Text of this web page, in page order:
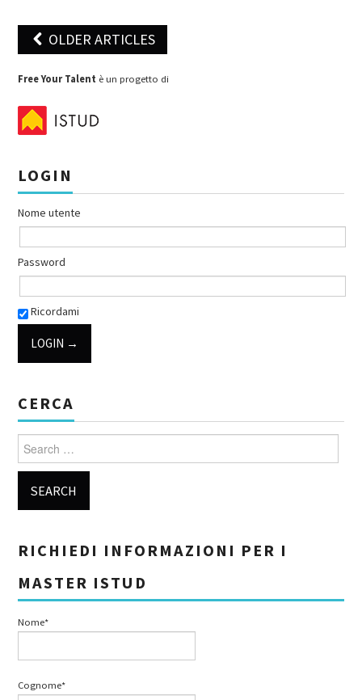
Post navigation
OLDER ARTICLES
Free Your Talent è un progetto di
LOGIN
Nome utente
Password
Ricordami
CERCA
Search for:
RICHIEDI INFORMAZIONI PER I
MASTER ISTUD
Nome*
Cognome*